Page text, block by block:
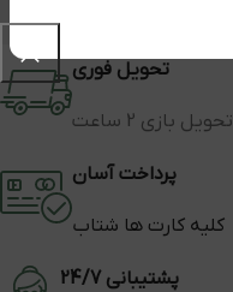
تحویل فوری
تحویل بازی 2 ساعت
پرداخت آسان
کلیه کارت ها شتاب
پشتیبانی 24/7